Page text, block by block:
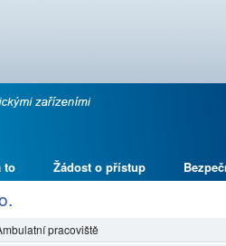
to Žádost o přístup
pracoviště